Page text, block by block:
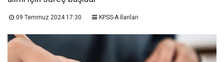
09 Temmuz 2024 17:30 KPSS-A İlanları